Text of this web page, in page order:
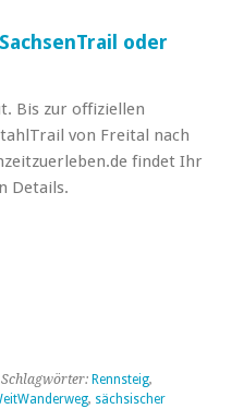
oder
Bis zur offiziellen
von Freital nach
findet Ihr
Details.
Rennsteig,
, sächsischer